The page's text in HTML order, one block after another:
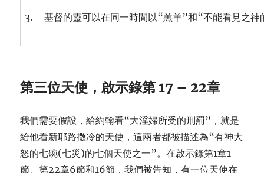
3. 基督的靈可以在同一時間以“羔羊”和“不能看見之神
第三位天使，啟示錄第 17 – 22章
我們需要假設，給約翰看“大淫婦所受的刑罰”，就是
給他看新耶路撒冷的天使，這兩者都被描述為“有神大
怒的七碗(七災)的七個天使之一”。在啟示錄第1章1
節、第22章6節和16節，我們被告知，有一位天使在